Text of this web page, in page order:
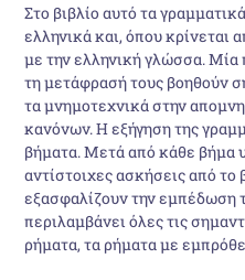
Στο βιβλίο αυτό τα
ελληνικά και, όπου κρίνεται
με την ελληνική γλώσσα.
τη μετάφρασή τους βοηθούν
τα μνημοτεχνικά στην
κανόνων. Η εξήγηση της
βήματα. Μετά από κάθε βήμα
αντίστοιχες ασκήσεις από το
εξασφαλίζουν την εμπέδωση
περιλαμβάνει όλες τις
ρήματα, τα ρήματα με